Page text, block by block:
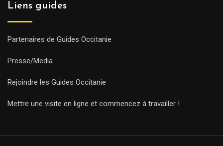
Liens guides
Partenaires de Guides Occitanie
Presse/Media
Rejoindre les Guides Occitanie
Mettre une visite en ligne et commencez à travailler !